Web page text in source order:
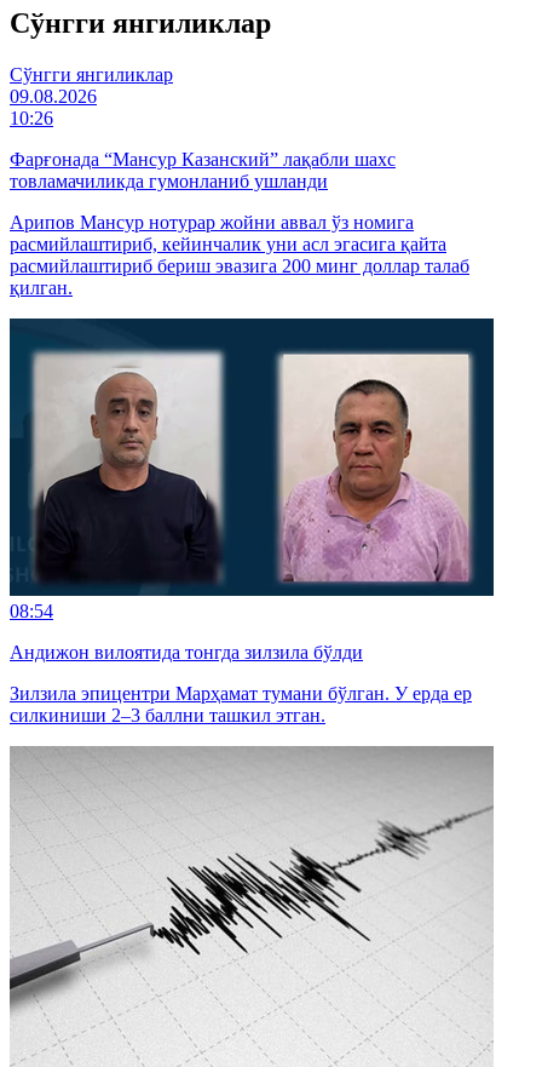
Cўнгги янгиликлар
Cўнгги янгиликлар
09.08.2026
10:26
Фарғонада “Мансур Казанский” лақабли шахс
товламачиликда гумонланиб ушланди
Арипов Мансур нотурар жойни аввал ўз номига
расмийлаштириб, кейинчалик уни асл эгасига қайта
расмийлаштириб бериш эвазига 200 минг доллар талаб
қилган.
08:54
Андижон вилоятида тонгда зилзила бўлди
Зилзила эпицентри Марҳамат тумани бўлган. У ерда ер
силкиниши 2–3 баллни ташкил этган.